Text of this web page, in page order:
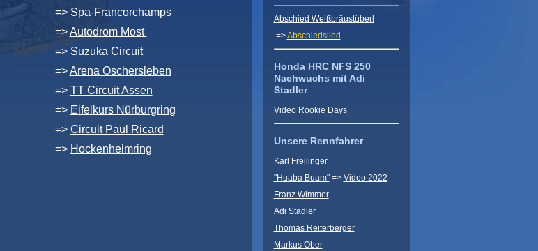
=> Spa-Francorchamps
=>Autodrom Most
=> Suzuka Circuit
=>Arena Oschersleben
=> TT Circuit Assen
=> Eifelkurs Nürburgring
=> Circuit Paul Ricard
=> Hockenheimring
Abschied Weißbräustüberl
=>Abschiedslied
Honda HRC NFS 250
Nachwuchs mit Adi
Stadler
Video Rookie Days
Unsere Rennfahrer
Karl Freilinger
"Huaba Buam"=> Video 2022
Franz Wimmer
Adi Stadler
Thomas Reiterberger
Markus Ober